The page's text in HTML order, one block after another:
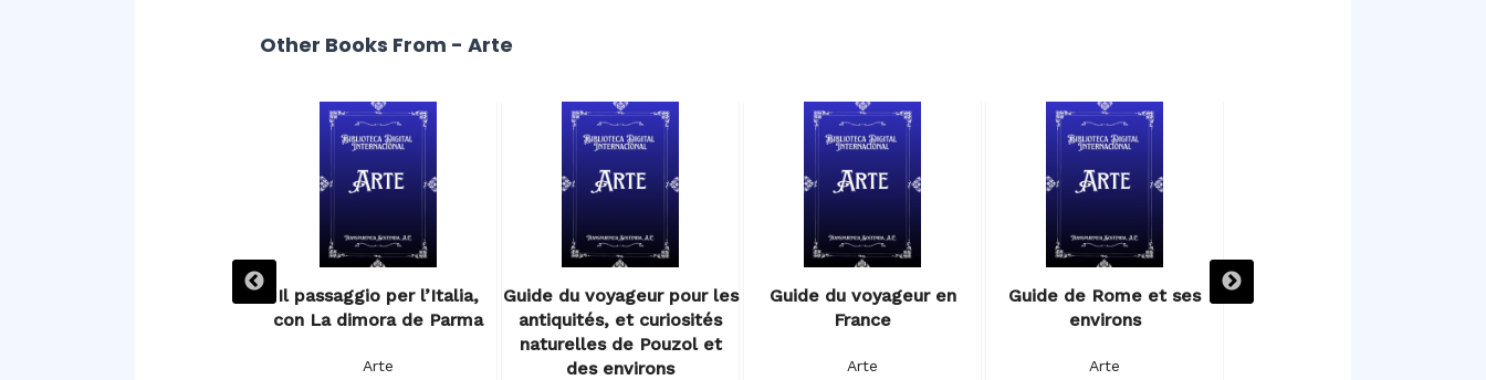
Other Books From - Arte
Il passaggio per l’Italia,
con La dimora de Parma
Arte
Guide du voyageur pour les
antiquités, et curiosités
naturelles de Pouzol et
des environs
Guide du voyageur en
France
Arte
Guide de Rome et ses
environs
Arte
Guida per osservare con